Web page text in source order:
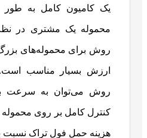
یک کامیون کامل به
محموله یک مشتری در
روش برای محموله‌های
ارزش بسیار مناسب است.
روش می‌توان به سرعت
کنترل کامل بر روی محموله
هزینه حمل فول تراک نسبت